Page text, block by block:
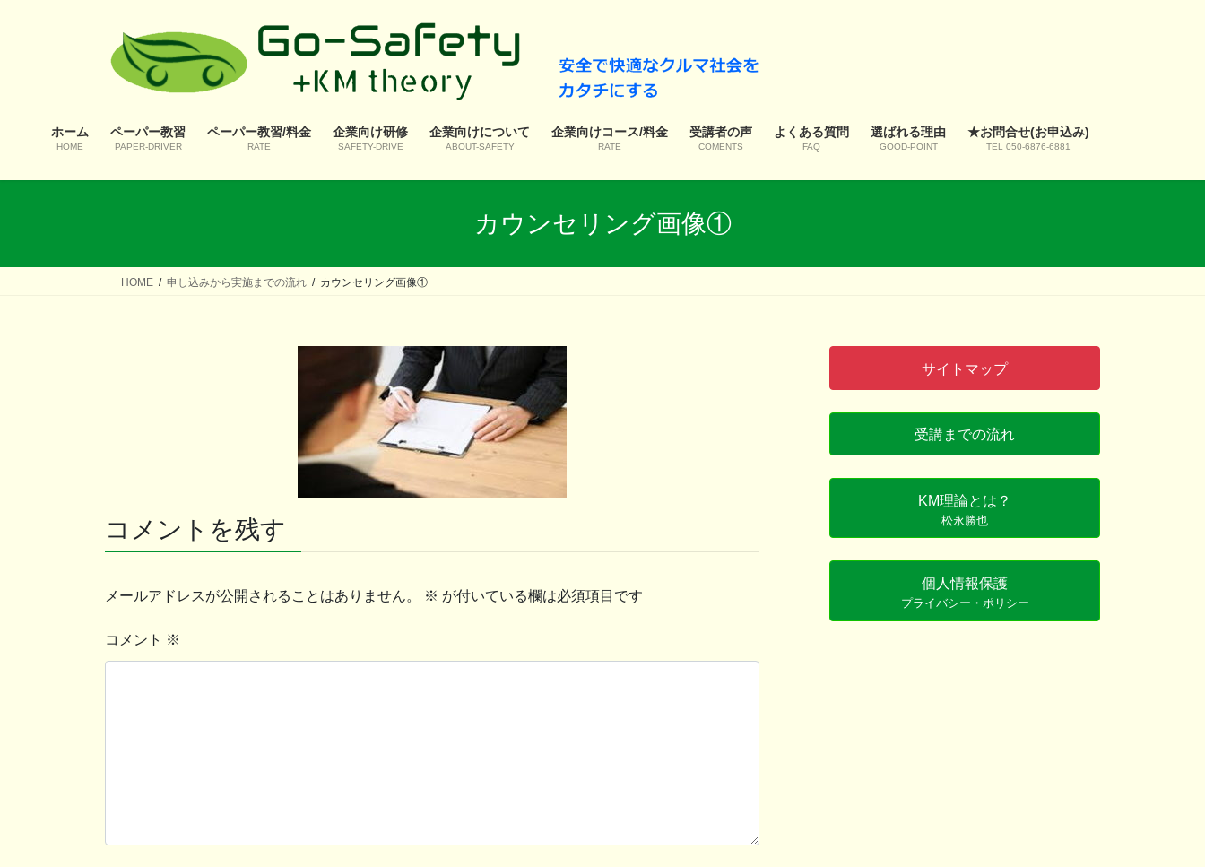
ッ
移
ホーム
HOME
ペーパー教習
PAPER-DRIVER
ペーパー教習/料金
RATE
企業向け研修
SAFETY-DRIVE
企業向けについて
ABOUT-SAFETY
企業向けコース/料金
RATE
受講者の声
COMENTS
よくある質問
FAQ
選ばれる理由
GOOD-POINT
★お問合せ(お申込み)
TEL 050-6876-6881
カウンセリング画像①
HOME 申し込みから実施までの流れ カウンセリング画像①
コメントを残す
メールアドレスが公開されることはありません。 ※ が付いている欄は必須項目です
コメント ※
サイトマップ
受講までの流れ
KM理論とは？
松永勝也
個人情報保護
プライバシー・ポリシー